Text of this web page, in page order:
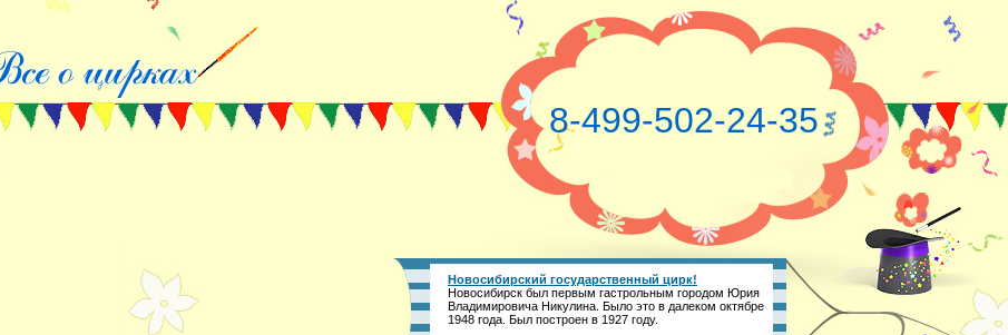
8-499-502-24-35
Новосибирский государственный цирк!
Новосибирск был первым гастрольным городом Юрия
Владимировича Никулина. Было это в далеком октябре
1948 года. Был построен в 1927 году.